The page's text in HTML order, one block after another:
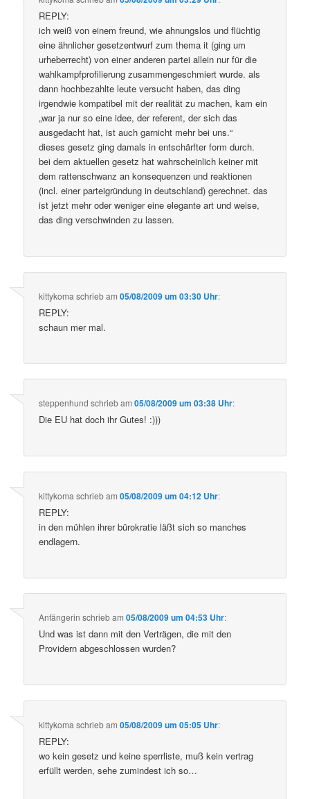
REPLY:
ich weiß von einem freund, wie ahnungslos und flüchtig
eine ähnlicher gesetzentwurf zum thema it (ging um
urheberrecht) von einer anderen partei allein nur für die
wahlkampfprofilierung zusammengeschmiert wurde. als
dann hochbezahlte leute versucht haben, das ding
irgendwie kompatibel mit der realität zu machen, kam ein
„war ja nur so eine idee, der referent, der sich das
ausgedacht hat, ist auch garnicht mehr bei uns.“
dieses gesetz ging damals in entschärfter form durch.
bei dem aktuellen gesetz hat wahrscheinlich keiner mit
dem rattenschwanz an konsequenzen und reaktionen
(incl. einer parteigründung in deutschland) gerechnet. das
ist jetzt mehr oder weniger eine elegante art und weise,
das ding verschwinden zu lassen.
kittykoma schriebam05/08/2009 um 03:30 Uhr:
REPLY:
schaun mer mal.
steppenhund schriebam05/08/2009 um 03:38 Uhr:
Die EU hat doch ihr Gutes! :)))
kittykoma schriebam05/08/2009 um 04:12 Uhr:
REPLY:
in den mühlen ihrer bürokratie läßt sich so manches
endlagern.
Anfängerin schriebam05/08/2009 um 04:53 Uhr:
Und was ist dann mit den Verträgen, die mit den
Providern abgeschlossen wurden?
kittykoma schriebam05/08/2009 um 05:05 Uhr:
REPLY:
wo kein gesetz und keine sperrliste, muß kein vertrag
erfüllt werden, sehe zumindest ich so…